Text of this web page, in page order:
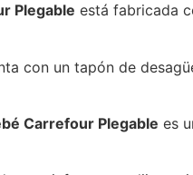
Plegable está fabricada
con un tapón de
Carrefour Plegable es